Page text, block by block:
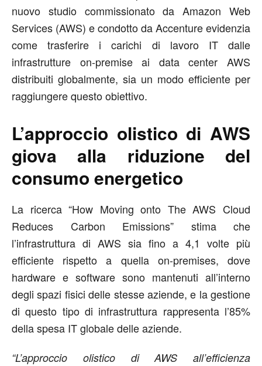
nuovo studio commissionato da Amazon Web
Services (AWS) e condotto da Accenture evidenzia
come trasferire i carichi di lavoro IT dalle
infrastrutture on-premise ai data center AWS
distribuiti globalmente, sia un modo efficiente per
raggiungere questo obiettivo.
L’approccio olistico di AWS
giova alla riduzione del
consumo energetico
La ricerca “How Moving onto The AWS Cloud
Reduces Carbon Emissions” stima che
l’infrastruttura di AWS sia fino a 4,1 volte più
efficiente rispetto a quella on-premises, dove
hardware e software sono mantenuti all’interno
degli spazi fisici delle stesse aziende, e la gestione
di questo tipo di infrastruttura rappresenta l’85%
della spesa IT globale delle aziende.
“L’approccio olistico di AWS all’efficienza